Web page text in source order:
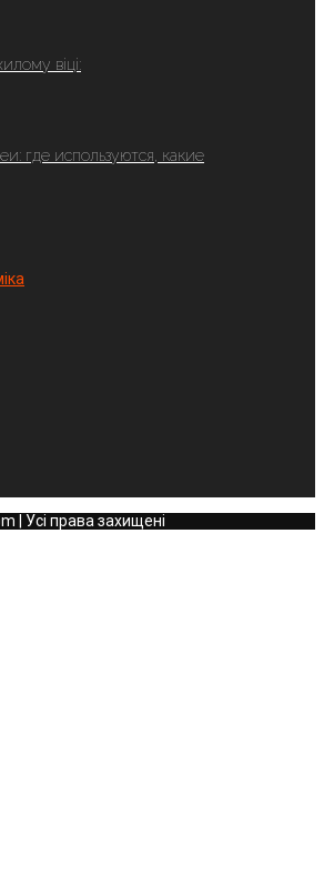
віці:
где используются, какие
| Усі права захищені